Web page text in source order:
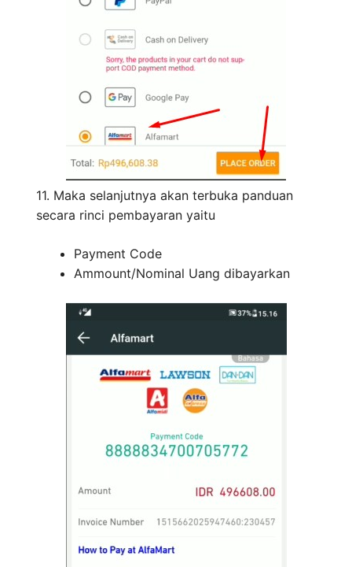
11. Maka selanjutnya akan terbuka panduan
secara rinci pembayaran yaitu
Payment Code
Ammount/Nominal Uang dibayarkan